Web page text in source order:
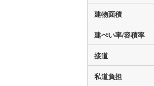
建物面積
建ぺい率/容積率
接道
私道負担